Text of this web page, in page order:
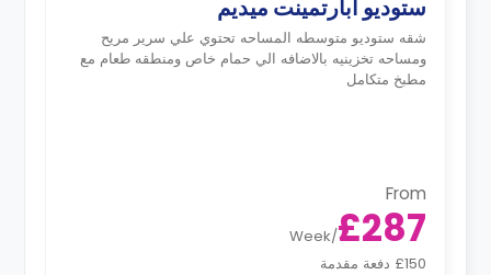
ستوديو ابارتمينت ميديم
شقه ستوديو متوسطه المساحه تحتوي علي سرير مريح
ومساحه تخزينيه بالاضافه الي حمام خاص ومنطقه طعام مع
مطبخ متكامل
From
£287
/
Week
£150 دفعة مقدمة